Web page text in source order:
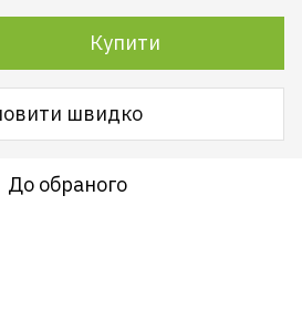
Купити
швидко
До обраного